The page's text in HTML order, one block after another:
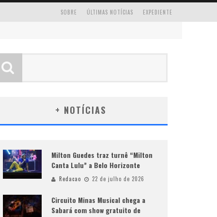
EXPEDIENTE
ÚLTIMAS NOTÍCIAS
SOBRE
+ NOTÍCIAS
Milton Guedes traz turnê “Milton
Canta Lulu” a Belo Horizonte
Redacao 22 de julho de 2026
Circuito Minas Musical chega a
Sabará com show gratuito de